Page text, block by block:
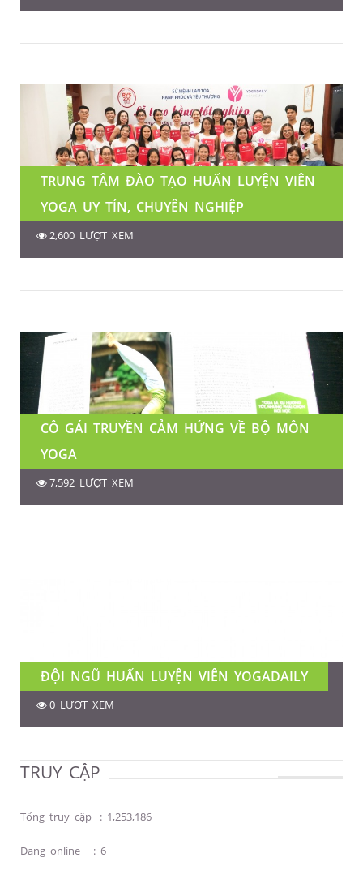
TRUNG TÂM ĐÀO TẠO HUẤN LUYỆN VIÊN
YOGA UY TÍN, CHUYÊN NGHIỆP
2,600 LƯỢT XEM
CÔ GÁI TRUYỀN CẢM HỨNG VỀ BỘ MÔN
YOGA
7,592 LƯỢT XEM
ĐỘI NGŨ HUẤN LUYỆN VIÊN YOGADAILY
0 LƯỢT XEM
TRUY CẬP
Tổng truy cập : 1,253,186
Đang online : 6